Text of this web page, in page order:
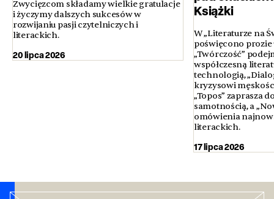
Zwycięzcom składamy wielkie gratulacje
i życzymy dalszych sukcesów w
rozwijaniu pasji czytelniczych i
literackich.
20 lipca 2026
Książki
W „Literaturze na
poświęcono prozie
„Twórczość”
współczesną
technologią,
kryzysowi
„Topos” zaprasza
samotnością, a
omówienia
literackich.
17 lipca 2026